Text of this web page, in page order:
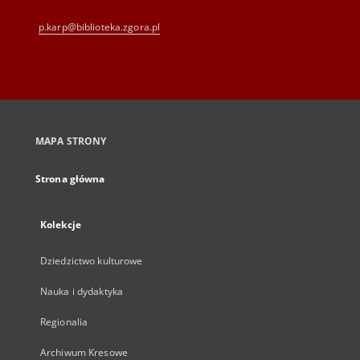
p.karp@biblioteka.zgora.pl
MAPA STRONY
Strona główna
Kolekcje
Dziedzictwo kulturowe
Nauka i dydaktyka
Regionalia
Archiwum Kresowe